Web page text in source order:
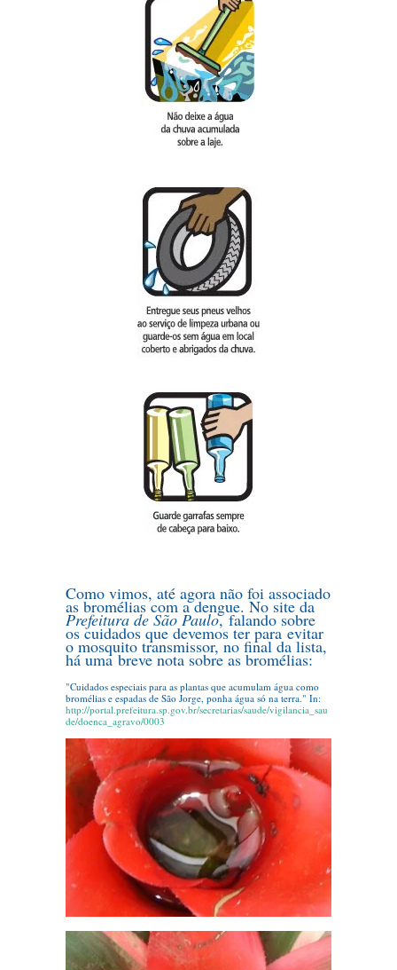
Como vimos, até agora não foi associado
as bromélias com a dengue. No site da
Prefeitura de São Paulo, falando sobre
os cuidados que devemos ter para evitar
o mosquito transmissor, no final da lista,
há uma breve nota sobre as bromélias:
...
"Cuidados especiais para as plantas que acumulam água como
bromélias e espadas de São Jorge, ponha água só na terra." In:
http://portal.prefeitura.sp.gov.br/secretarias/saude/vigilancia_sau
de/doenca_agravo/0003